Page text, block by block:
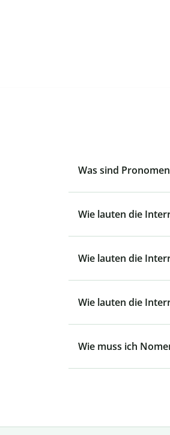
Was sind
Wie lauten die
Wie lauten die
Wie lauten die
Wie muss ich